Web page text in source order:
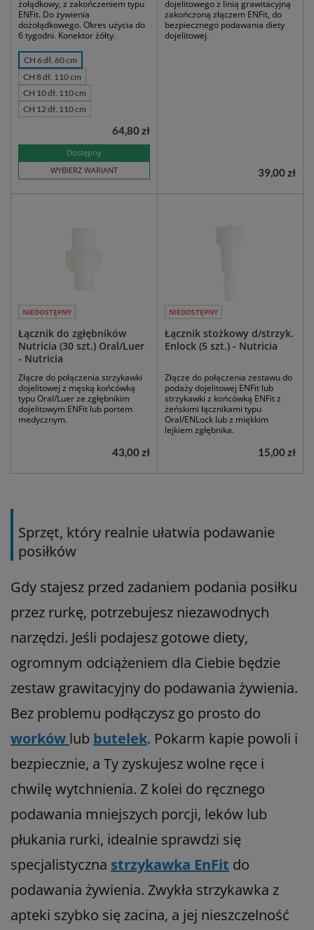
żołądkowy, z zakończeniem typu
ENFit. Do żywienia
dożołądkowego. Okres użycia do
6 tygodni. Konektor żółty.
CH 6 dł. 60 cm
CH 8 dł. 110 cm
CH 10 dł. 110 cm
CH 12 dł. 110 cm
Dostępny
WYBIERZ WARIANT
64,80 zł
dojelitowego z linią grawitacyjną
zakończoną złączem ENFit, do
bezpiecznego podawania diety
dojelitowej.
39,00 zł
NIEDOSTĘPNY
Łącznik do zgłębników
Nutricia (30 szt.) Oral/Luer
- Nutricia
Złącze do połączenia strzykawki
dojelitowej z męską końcówką
typu Oral/Luer ze zgłębnikim
dojelitowym ENFit lub portem
medycznym.
43,00 zł
NIEDOSTĘPNY
Łącznik stożkowy d/strzyk.
Enlock (5 szt.) - Nutricia
Złącze do połączenia zestawu do
podaży dojelitowej ENFit lub
strzykawki z końcówką ENFit z
żeńskimi łącznikami typu
Oral/ENLock lub z miękkim
lejkiem zgłębnika.
15,00 zł
Sprzęt, który realnie ułatwia podawanie
posiłków
Gdy stajesz przed zadaniem podania posiłku
przez rurkę, potrzebujesz niezawodnych
narzędzi. Jeśli podajesz gotowe diety,
ogromnym odciążeniem dla Ciebie będzie
zestaw grawitacyjny do podawania żywienia.
Bez problemu podłączysz go prosto do
worków lub butelek. Pokarm kapie powoli i
bezpiecznie, a Ty zyskujesz wolne ręce i
chwilę wytchnienia. Z kolei do ręcznego
podawania mniejszych porcji, leków lub
płukania rurki, idealnie sprawdzi się
specjalistyczna strzykawka EnFit do
podawania żywienia. Zwykła strzykawka z
apteki szybko się zacina, a jej nieszczelność